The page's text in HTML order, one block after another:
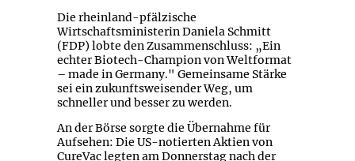
Die rheinland-pfälzische
Wirtschaftsministerin Daniela Schmitt
(FDP) lobte den Zusammenschluss: „Ein
echter Biotech-Champion von Weltformat
– made in Germany." Gemeinsame Stärke
sei ein zukunftsweisender Weg, um
schneller und besser zu werden.
An der Börse sorgte die Übernahme für
Aufsehen: Die US-notierten Aktien von
CureVac legten am Donnerstag nach der